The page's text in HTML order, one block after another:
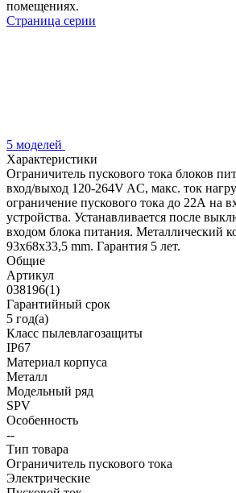
помещениях.
Страница серии
5 моделей
Характеристики
Ограничитель пускового тока блоков
вход/выход 120-264V AC, макс. ток
ограничение пускового тока до 22А на
устройства. Устанавливается после
входом блока питания. Металлический
93x68x33,5 mm. Гарантия 5 лет.
Общие
Артикул
038196(1)
Гарантийный срок
5 год(а)
Класс пылевлагозащиты
IP67
Материал корпуса
Металл
Модельный ряд
SPV
Особенность
--
Тип товара
Ограничитель пускового тока
Электрические